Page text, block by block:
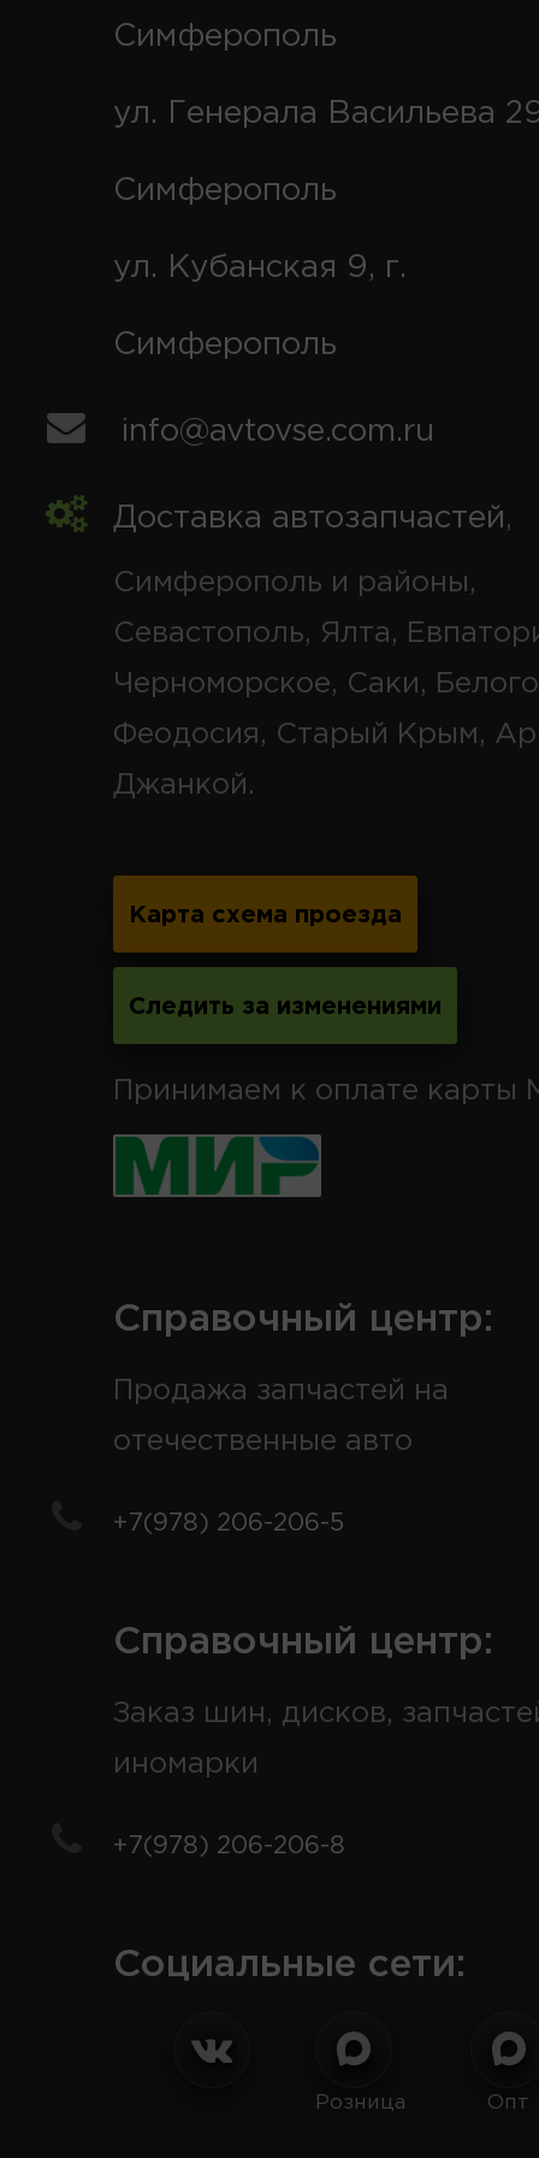
Симферополь
ул. Генерала Васильева
Симферополь
ул. Кубанская 9, г.
Симферополь
info@avtovse.com.ru
Доставка автозапчастей,
Симферополь и районы,
Севастополь, Ялта,
Черноморское, Саки,
Феодосия, Старый Крым,
Джанкой.
Карта схема проезда
Следить за изменениями
Принимаем к оплате карты
Справочный центр:
Продажа запчастей на
отечественные авто
+7(978) 206-206-5
Справочный центр:
Заказ шин, дисков,
иномарки
+7(978) 206-206-8
Социальные сети:
Розница Опт